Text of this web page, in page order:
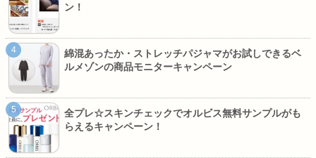
ン！
綿混あったか・ストレッチパジャマがお試しできるベ
ルメゾンの商品モニターキャンペーン
全プレ☆スキンチェックでオルビス無料サンプルがも
らえるキャンペーン！